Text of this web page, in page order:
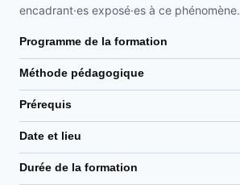
encadrant·es exposé·es à ce phénomène.
Programme de la formation
Méthode pédagogique
Prérequis
Date et lieu
Durée de la formation